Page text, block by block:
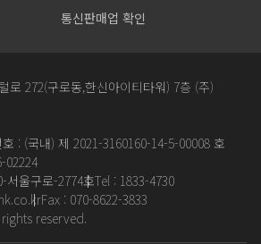
통신판매업 확인
로 272(구로동,한신아이티타워) 7층 (주)
: (국내) 제 2021-3160160-14-5-00008 호
02224
서울구로-2774호Tel : 1833-4730
Fax : 070-8622-3833
reserved.